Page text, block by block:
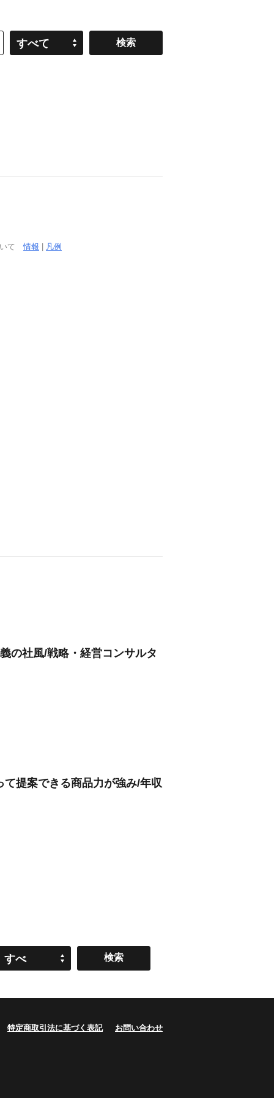
すべて
いて情報 凡例
の社風/戦略・経営コンサルタ
提案できる商品力が強み/年収
すべ
特定商取引法に基づく表記 お問い合わせ